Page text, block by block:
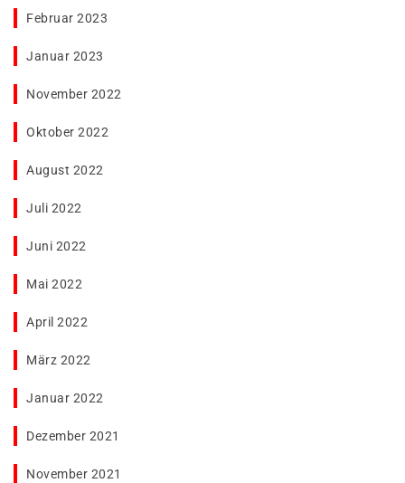
Februar 2023
Januar 2023
November 2022
Oktober 2022
August 2022
Juli 2022
Juni 2022
Mai 2022
April 2022
März 2022
Januar 2022
Dezember 2021
November 2021